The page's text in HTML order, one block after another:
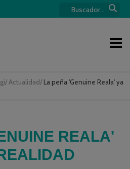
/ Actualidad/ La peña 'Genuine Reala' ya
REALA'